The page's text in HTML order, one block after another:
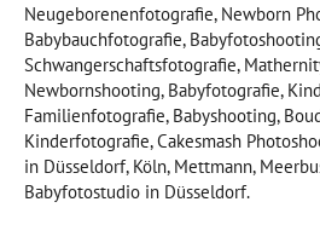
Neugeborenenfotografie, Newborn
Babybauchfotografie,
Schwangerschaftsfotografie,
Newbornshooting, Babyfotografie,
Familienfotografie, Babyshooting,
Kinderfotografie, Cakesmash
in Düsseldorf, Köln, Mettmann,
Babyfotostudio in Düsseldorf.